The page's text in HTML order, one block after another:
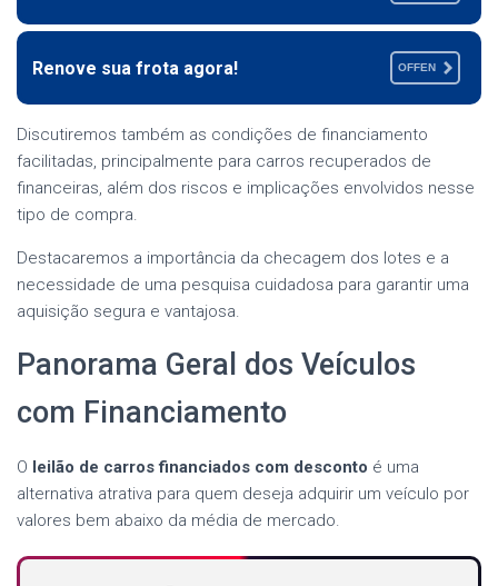
Renove sua frota agora! OFFEN
Discutiremos também as condições de financiamento
facilitadas, principalmente para carros recuperados de
financeiras, além dos riscos e implicações envolvidos nesse
tipo de compra.
Destacaremos a importância da checagem dos lotes e a
necessidade de uma pesquisa cuidadosa para garantir uma
aquisição segura e vantajosa.
Panorama Geral dos Veículos
com Financiamento
O leilão de carros financiados com desconto é uma
alternativa atrativa para quem deseja adquirir um veículo por
valores bem abaixo da média de mercado.